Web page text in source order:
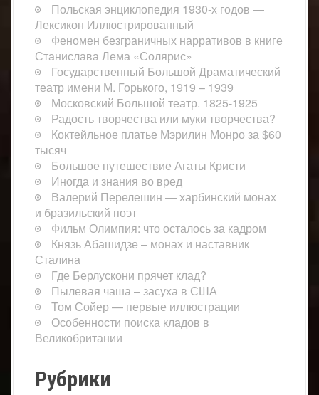
Польская энциклопедия 1930-х годов —
Лексикон Иллюстрированный
Феномен безграничных нарративов в книге
Станислава Лема «Солярис»
Государственный Большой Драматический
театр имени М. Горького, 1919 – 1939
Московский Большой театр. 1825-1925
Радость творчества или муки творчества?
Коктейльное платье Мэрилин Монро за $60
тысяч
Большое путешествие Агаты Кристи
Иногда и знания во вред
Валерий Перелешин — харбинский монах
и бразильский поэт
Фильм Олимпия: что осталось за кадром
Князь Абашидзе – монах и наставник
Сталина
Где Берлускони прячет клад?
Пылевая чаша – засуха в США
Том Сойер — первые иллюстрации
Особенности поиска кладов в
Великобритании
Рубрики